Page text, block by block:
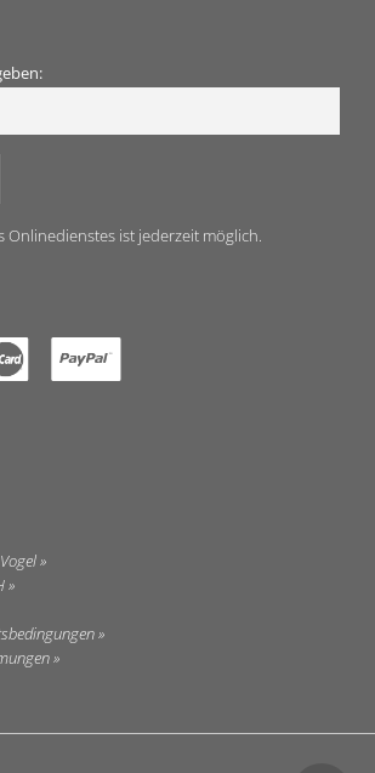
Onlinedienstes ist jederzeit möglich.